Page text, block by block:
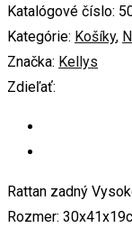
Katalógové číslo:
Kategórie: Košíky,
Značka: Kellys
Zdieľať:
Rattan zadný
Rozmer: